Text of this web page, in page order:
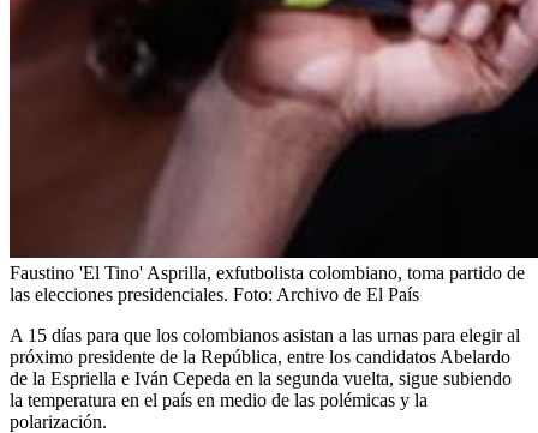
Faustino 'El Tino' Asprilla, exfutbolista colombiano, toma partido de
las elecciones presidenciales. Foto: Archivo de El País
A 15 días para que los colombianos asistan a las urnas para elegir al
próximo presidente de la República, entre los candidatos Abelardo
de la Espriella e Iván Cepeda en la segunda vuelta, sigue subiendo
la temperatura en el país en medio de las polémicas y la
polarización.